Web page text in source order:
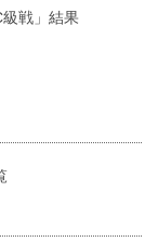
級戦」結果